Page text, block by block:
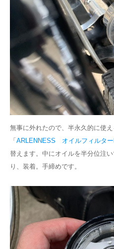
無事に外れたので、半永久的に使
「 ARLENNESS オイルフィルタ
替えます。中にオイルを半分位注
り、装着。手締めです。